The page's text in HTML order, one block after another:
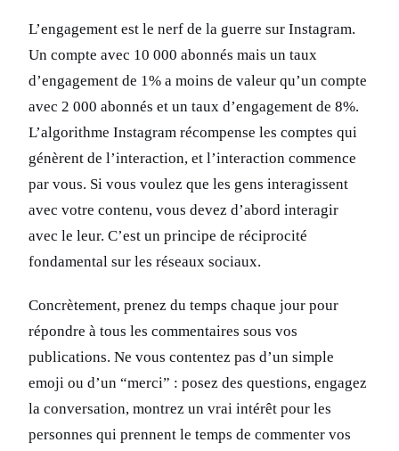
L’engagement est le nerf de la guerre sur Instagram.
Un compte avec 10 000 abonnés mais un taux
d’engagement de 1% a moins de valeur qu’un compte
avec 2 000 abonnés et un taux d’engagement de 8%.
L’algorithme Instagram récompense les comptes qui
génèrent de l’interaction, et l’interaction commence
par vous. Si vous voulez que les gens interagissent
avec votre contenu, vous devez d’abord interagir
avec le leur. C’est un principe de réciprocité
fondamental sur les réseaux sociaux.
Concrètement, prenez du temps chaque jour pour
répondre à tous les commentaires sous vos
publications. Ne vous contentez pas d’un simple
emoji ou d’un “merci” : posez des questions, engagez
la conversation, montrez un vrai intérêt pour les
personnes qui prennent le temps de commenter vos